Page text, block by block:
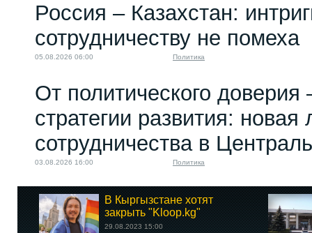
Россия – Казахстан:
сотрудничеству не помеха
05.08.2026 06:00 Политика
От политического
стратегии развития: новая
сотрудничества в
03.08.2026 16:00 Политика
В Кыргызстане хотят
закрыть "Kloop.kg"
29.08.2023 15:00